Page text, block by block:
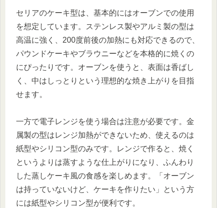
セリアのケーキ型は、基本的にはオーブンでの使用
を想定しています。ステンレス製やアルミ製の型は
高温に強く、200度前後の加熱にも対応できるので、
パウンドケーキやブラウニーなどを本格的に焼くの
にぴったりです。オーブンを使うと、表面は香ばし
く、中はしっとりという理想的な焼き上がりを目指
せます。
一方で電子レンジを使う場合は注意が必要です。金
属製の型はレンジ加熱ができないため、使えるのは
紙型やシリコン型のみです。レンジで作ると、焼く
というよりは蒸すような仕上がりになり、ふんわり
した蒸しケーキ風の食感を楽しめます。「オーブン
は持っていないけど、ケーキを作りたい」という方
には紙型やシリコン型が便利です。